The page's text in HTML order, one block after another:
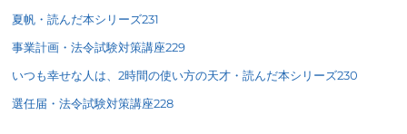
夏帆・読んだ本シリーズ231
事業計画・法令試験対策講座229
いつも幸せな人は、2時間の使い方の天才・読んだ本シリーズ230
選任届・法令試験対策講座228